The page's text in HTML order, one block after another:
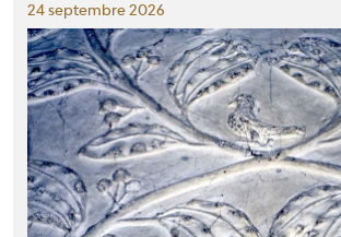
24 septembre 2026